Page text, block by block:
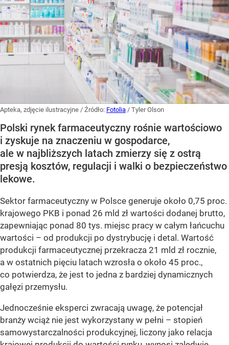
Apteka, zdjęcie ilustracyjne / Źródło: Fotolia / Tyler Olson
Polski rynek farmaceutyczny rośnie wartościowo
i zyskuje na znaczeniu w gospodarce,
ale w najbliższych latach zmierzy się z ostrą
presją kosztów, regulacji i walki o bezpieczeństwo
lekowe.
Sektor farmaceutyczny w Polsce generuje około 0,75 proc.
krajowego PKB i ponad 26 mld zł wartości dodanej brutto,
zapewniając ponad 80 tys. miejsc pracy w całym łańcuchu
wartości – od produkcji po dystrybucję i detal. Wartość
produkcji farmaceutycznej przekracza 21 mld zł rocznie,
a w ostatnich pięciu latach wzrosła o około 45 proc.,
co potwierdza, że jest to jedna z bardziej dynamicznych
gałęzi przemysłu.
Jednocześnie eksperci zwracają uwagę, że potencjał
branży wciąż nie jest wykorzystany w pełni – stopień
samowystarczalności produkcyjnej, liczony jako relacja